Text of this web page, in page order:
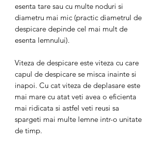
esenta tare sau cu multe noduri si
diametru mai mic (practic diametrul de
despicare depinde cel mai mult de
esenta lemnului).
Viteza de despicare este viteza cu care
capul de despicare se misca inainte si
inapoi. Cu cat viteza de deplasare este
mai mare cu atat veti avea o eficienta
mai ridicata si astfel veti reusi sa
spargeti mai multe lemne intr-o unitate
de timp.